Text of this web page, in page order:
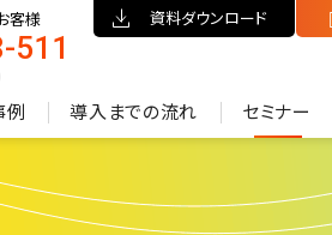
客様
511
資料ダウンロード
例 導入までの流れ セミナー